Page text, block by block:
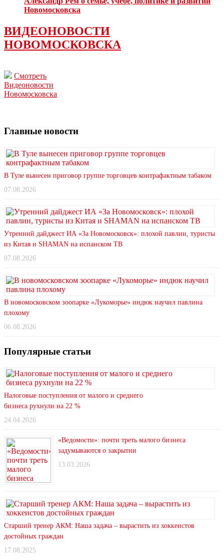
Новомосковска
ВИДЕОНОВОСТИ
НОВОМОСКОВСКА
Смотреть
Видеоновости
Новомосковска
Главные новости
В Туле вынесен приговор группе торговцев контрафактным табаком
07.08.2026
Утренний дайджест ИА «За Новомосковск»: плохой павлин, туристы
из Китая и SHAMAN на испанском ТВ
07.08.2026
В новомосковском зоопарке «Лукоморье» индюк научил павлина
плохому
06.08.2026
Популярные статьи
Налоговые поступления от малого и среднего
бизнеса рухнули на 22 %
24.04.2026
«Ведомости»: почти треть малого бизнеса
задумываются о закрытии
13.03.2026
Старший тренер АКМ: Наша задача – вырастить из хоккеистов
достойных граждан
17.08.2025